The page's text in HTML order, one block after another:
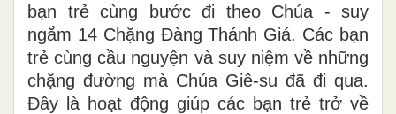
bạn trẻ cùng bước đi theo Chúa - suy
ngắm 14 Chặng Đàng Thánh Giá. Các bạn
trẻ cùng cầu nguyện và suy niệm về những
chặng đường mà Chúa Giê-su đã đi qua.
Đây là hoạt động giúp các bạn trẻ trở về